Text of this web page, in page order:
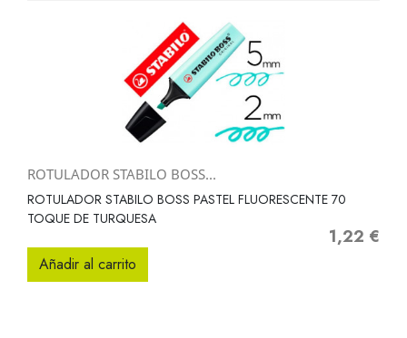
ROTULADOR STABILO BOSS...
ROTULADOR STABILO BOSS PASTEL FLUORESCENTE 70
TOQUE DE TURQUESA
Precio
1,22 €
Añadir al carrito